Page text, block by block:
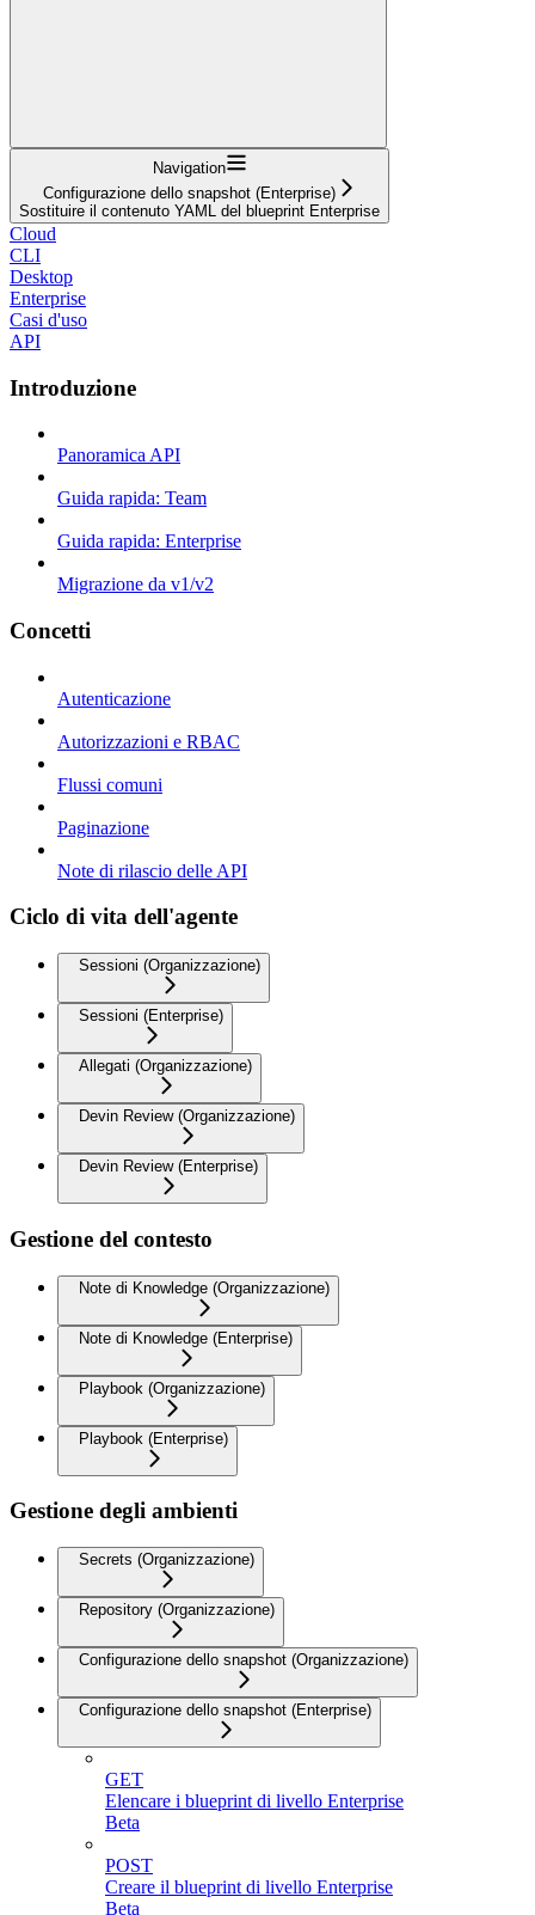
Navigation
Configurazione dello snapshot (Enterprise)
Sostituire il contenuto YAML del blueprint Enterprise
Cloud
CLI
Desktop
Enterprise
Casi d'uso
API
Introduzione
Panoramica API
Guida rapida: Team
Guida rapida: Enterprise
Migrazione da v1/v2
Concetti
Autenticazione
Autorizzazioni e RBAC
Flussi comuni
Paginazione
Note di rilascio delle API
Ciclo di vita dell'agente
Sessioni (Organizzazione)
Sessioni (Enterprise)
Allegati (Organizzazione)
Devin Review (Organizzazione)
Devin Review (Enterprise)
Gestione del contesto
Note di Knowledge (Organizzazione)
Note di Knowledge (Enterprise)
Playbook (Organizzazione)
Playbook (Enterprise)
Gestione degli ambienti
Secrets (Organizzazione)
Repository (Organizzazione)
Configurazione dello snapshot (Organizzazione)
Configurazione dello snapshot (Enterprise)
GET
Elencare i blueprint di livello Enterprise
Beta
POST
Creare il blueprint di livello Enterprise
Beta